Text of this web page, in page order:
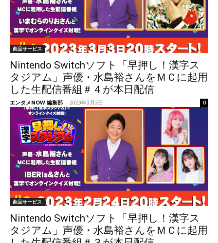
商品サービス
Nintendo Switchソフト「早押し！漢字ス
タジアム」声優・水島裕さんをＭＣに起用
した生配信番組＃４が本日配信
エンタメNOW 編集部 - 2023年3月3日 0
商品サービス
Nintendo Switchソフト「早押し！漢字ス
タジアム」声優・水島裕さんをＭＣに起用